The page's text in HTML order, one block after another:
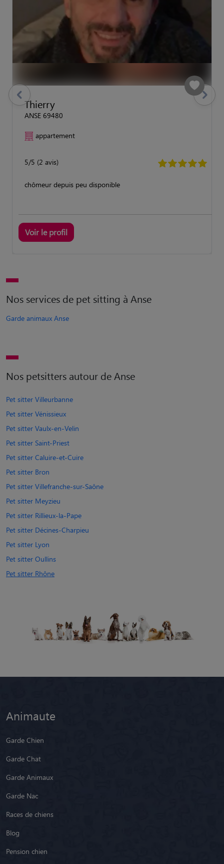
Thierry
ANSE 69480
appartement
5/5 (2 avis)
chômeur depuis peu disponible
Voir le profil
previous Suivant
Nos services de pet sitting à Anse
Garde animaux Anse
Nos petsitters autour de Anse
Pet sitter Villeurbanne
Pet sitter Vénissieux
Pet sitter Vaulx-en-Velin
Pet sitter Saint-Priest
Pet sitter Caluire-et-Cuire
Pet sitter Bron
Pet sitter Villefranche-sur-Saône
Pet sitter Meyzieu
Pet sitter Rillieux-la-Pape
Pet sitter Décines-Charpieu
Pet sitter Lyon
Pet sitter Oullins
Pet sitter Rhône
Animaute
Garde Chien
Garde Chat
Garde Animaux
Garde Nac
Races de chiens
Blog
Pension chien